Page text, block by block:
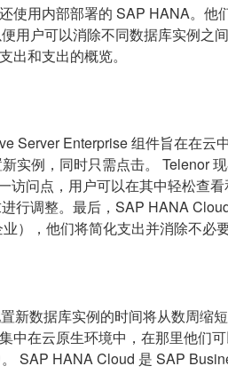
使用内部部署的 SAP HANA。
用户可以消除不同数据库实例之
出和支出的概览。
Server Enterprise 组件旨在在
实例，同时只需点击。 Telenor
访问点，用户可以在其中轻松查
行调整。最后，SAP HANA
），他们将简化支出并消除不必要
新数据库实例的时间将从数周缩
中在云原生环境中，在那里他们
SAP HANA Cloud 是 SAP